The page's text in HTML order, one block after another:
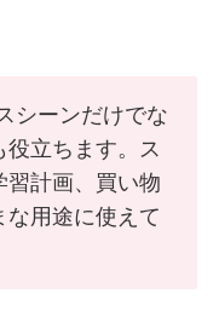
シーンだけでな
役立ちます。ス
習計画、買い物
な用途に使えて